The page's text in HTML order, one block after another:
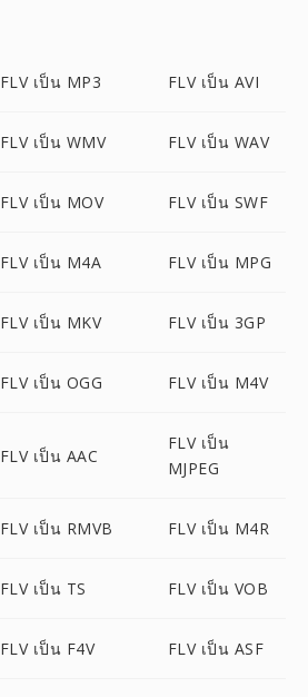
FLV เป็น MP3 FLV เป็น AVI
FLV เป็น WMV FLV เป็น WAV
FLV เป็น MOV FLV เป็น SWF
FLV เป็น M4A FLV เป็น MPG
FLV เป็น MKV FLV เป็น 3GP
FLV เป็น OGG FLV เป็น M4V
FLV เป็น AAC
FLV เป็น
MJPEG
FLV เป็น RMVB FLV เป็น M4R
FLV เป็น TS FLV เป็น VOB
FLV เป็น F4V FLV เป็น ASF